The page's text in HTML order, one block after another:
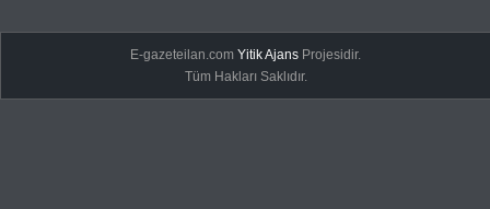
E-gazeteilan.comYitik Ajans Projesidir.
Tüm Hakları Saklıdır.